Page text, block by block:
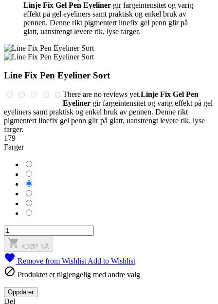
Linje Fix Gel Pen Eyeliner gir fargeintensitet og varig
effekt på gel eyeliners samt praktisk og enkel bruk av
pennen. Denne rikt pigmentert linefix gel penn glir på
glatt, uanstrengt levere rik, lyse farger.
Line Fix Pen Eyeliner Sort
There are no reviews yet.Linje Fix Gel Pen
Eyeliner gir fargeintensitet og varig effekt på gel
eyeliners samt praktisk og enkel bruk av pennen. Denne rikt
pigmentert linefix gel penn glir på glatt, uanstrengt levere rik, lyse
farger.
179
Farger
 KJØP NÅ
 Remove from Wishlist Add to Wishlist
 Produktet er tilgjengelig med andre valg
Del